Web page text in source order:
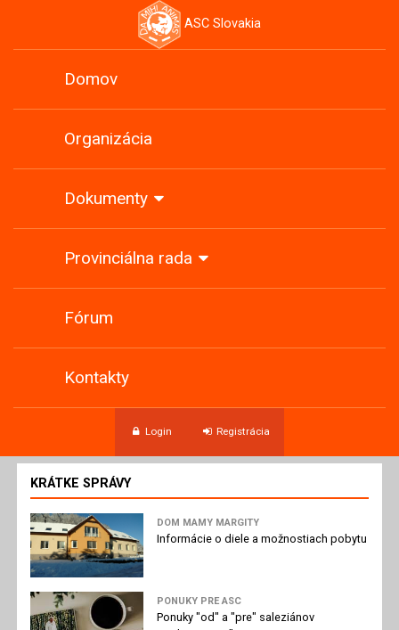
ASC Slovakia
Domov
Organizácia
Dokumenty
Provinciálna rada
Fórum
Kontakty
Login Registrácia
KRÁTKE SPRÁVY
DOM MAMY MARGITY
Informácie o diele a možnostiach pobytu
PONUKY PRE ASC
Ponuky "od" a "pre" saleziánov